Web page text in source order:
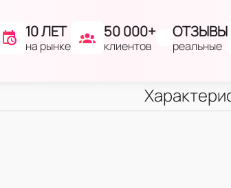
10 ЛЕТ
на рынке
50 000+
клиентов
ОТЗЫВЫ
реальные